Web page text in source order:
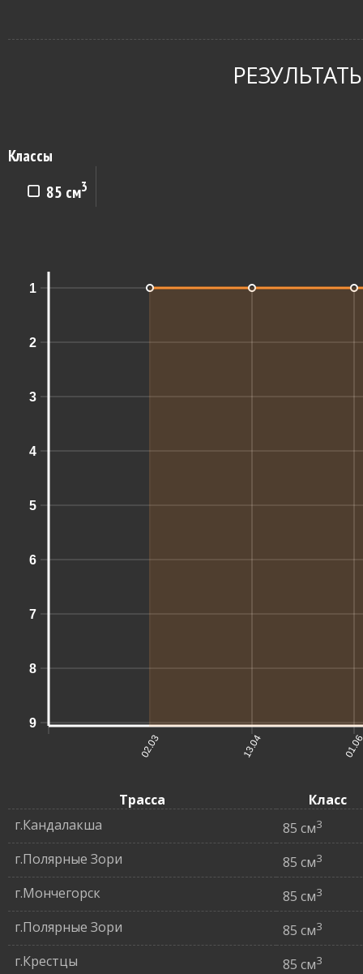
Классы
85 см3
1
2
3
4
5
6
7
8
9
02.03 13.04
Трасса
Класс
г.Кандалакша
85 см3
г.Полярные Зори 85 см3
г.Мончегорск 85 см3
г.Полярные Зори 85 см3
г.Крестцы 85 см3